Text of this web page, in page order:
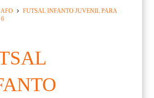
AFO
FUTSAL INFANTO JUVENIL PARA